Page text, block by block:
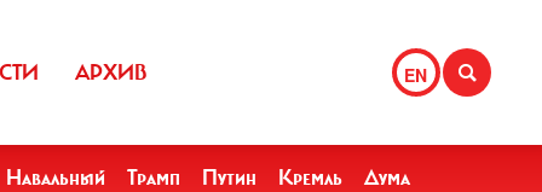
EN
АРХИВ
Навальный Трамп Путин Кремль Дума